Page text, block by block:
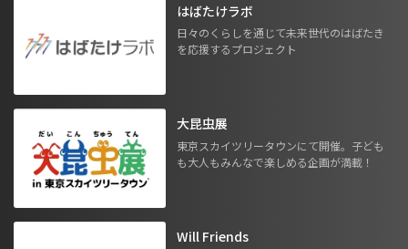
はばたけラボ
日々のくらしを通じて未来世代のはばたき
を応援するプロジェクト
大昆虫展
東京スカイツリータウンにて開催。子ども
も大人もみんなで楽しめる企画が満載！
Will Friends